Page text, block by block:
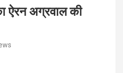
ऐरन अग्रवाल की